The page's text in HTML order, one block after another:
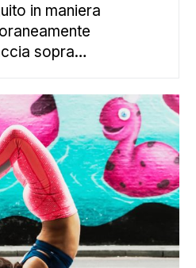
in maniera
sopra…